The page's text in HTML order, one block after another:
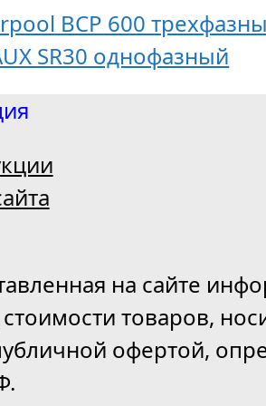
BCP 600
SR30 однофазный
на сайте
стоимости товаров,
офертой,